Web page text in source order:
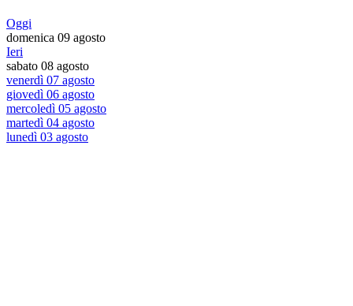
Oggi
domenica 09 agosto
Ieri
sabato 08 agosto
venerdì 07 agosto
giovedì 06 agosto
mercoledì 05 agosto
martedì 04 agosto
lunedì 03 agosto